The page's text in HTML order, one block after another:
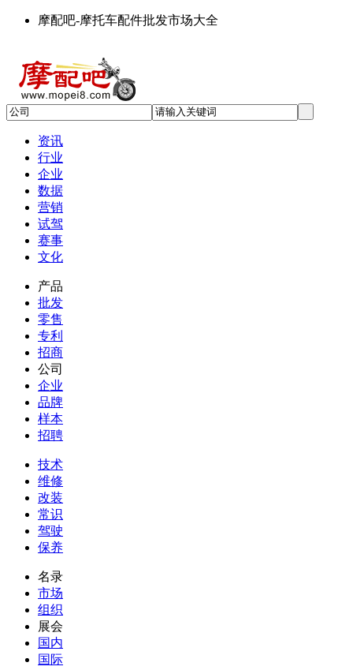
摩配吧-摩托车配件批发市场大全
资讯
行业
企业
数据
营销
试驾
赛事
文化
产品
批发
零售
专利
招商
公司
企业
品牌
样本
招聘
技术
维修
改装
常识
驾驶
保养
名录
市场
组织
展会
国内
国际